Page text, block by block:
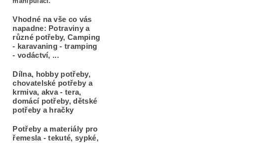
Vhodné na vše co vás
napadne: Potraviny a
různé potřeby, Camping
- karavaning - tramping
- vodáctví, ...
Dílna, hobby potřeby,
chovatelské potřeby a
krmiva, akva - tera,
domácí potřeby, dětské
potřeby a hračky
Potřeby a materiály pro
řemesla - tekuté, sypké,